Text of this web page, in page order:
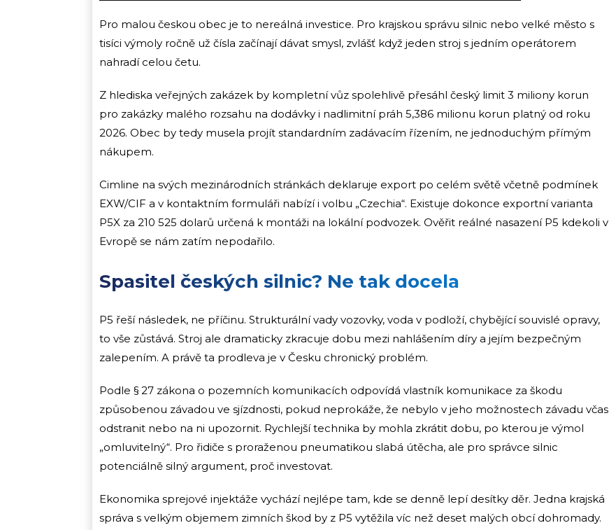
Pro malou českou obec je to nereálná investice. Pro krajskou správu silnic nebo velké město s
tisíci výmoly ročně už čísla začínají dávat smysl, zvlášť když jeden stroj s jedním operátorem
nahradí celou četu.
Z hlediska veřejných zakázek by kompletní vůz spolehlivě přesáhl český limit 3 miliony korun
pro zakázky malého rozsahu na dodávky i nadlimitní práh 5,386 milionu korun platný od roku
2026. Obec by tedy musela projít standardním zadávacím řízením, ne jednoduchým přímým
nákupem.
Cimline na svých mezinárodních stránkách deklaruje export po celém světě včetně podmínek
EXW/CIF a v kontaktním formuláři nabízí i volbu „Czechia“. Existuje dokonce exportní varianta
P5X za 210 525 dolarů určená k montáži na lokální podvozek. Ověřit reálné nasazení P5 kdekoli v
Evropě se nám zatím nepodařilo.
Spasitel českých silnic? Ne tak docela
P5 řeší následek, ne příčinu. Strukturální vady vozovky, voda v podloží, chybějící souvislé opravy,
to vše zůstává. Stroj ale dramaticky zkracuje dobu mezi nahlášením díry a jejím bezpečným
zalepením. A právě ta prodleva je v Česku chronický problém.
Podle § 27 zákona o pozemních komunikacích odpovídá vlastník komunikace za škodu
způsobenou závadou ve sjízdnosti, pokud neprokáže, že nebylo v jeho možnostech závadu včas
odstranit nebo na ni upozornit. Rychlejší technika by mohla zkrátit dobu, po kterou je výmol
„omluvitelný“. Pro řidiče s proraženou pneumatikou slabá útěcha, ale pro správce silnic
potenciálně silný argument, proč investovat.
Ekonomika sprejové injektáže vychází nejlépe tam, kde se denně lepí desítky děr. Jedna krajská
správa s velkým objemem zimních škod by z P5 vytěžila víc než deset malých obcí dohromady.